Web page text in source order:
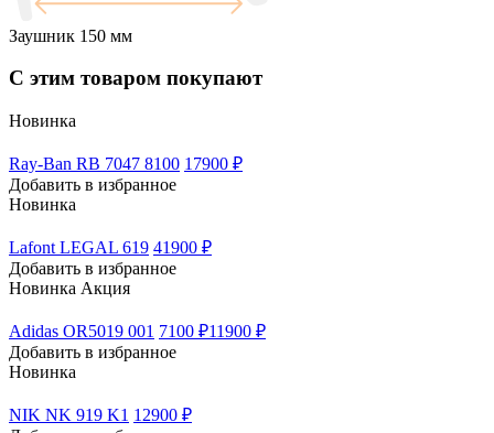
Заушник 150 мм
С этим товаром покупают
Новинка
Ray-Ban RB 7047 8100 17900 ₽
Добавить в избранное
Новинка
Lafont LEGAL 619 41900 ₽
Добавить в избранное
Новинка Акция
Adidas OR5019 001 7100 ₽11900 ₽
Добавить в избранное
Новинка
NIK NK 919 K1 12900 ₽